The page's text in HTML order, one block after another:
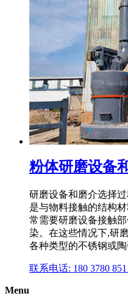
粉体研磨设备
研磨设备和磨介选择
是与物料接触的结构
常需要研磨设备接触
染。在这些情况下,研
各种类型的不锈钢或陶
联系电话: 180 3780
Menu